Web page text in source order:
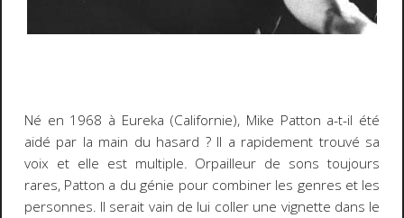
Né en 1968 à Eureka (Californie), Mike Patton a-t-il été
aidé par la main du hasard ? Il a rapidement trouvé sa
voix et elle est multiple. Orpailleur de sons toujours
rares, Patton a du génie pour combiner les genres et les
personnes. Il serait vain de lui coller une vignette dans le